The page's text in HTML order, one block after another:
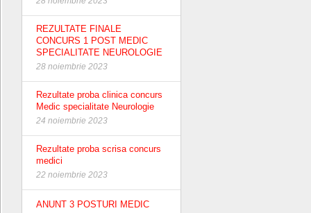
REZULTATE FINALE
CONCURS 1 POST MEDIC
SPECIALITATE NEUROLOGIE
28 noiembrie 2023
Rezultate proba clinica concurs
Medic specialitate Neurologie
24 noiembrie 2023
Rezultate proba scrisa concurs
medici
22 noiembrie 2023
ANUNT 3 POSTURI MEDIC